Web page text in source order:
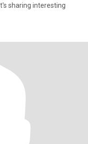
sharing interesting